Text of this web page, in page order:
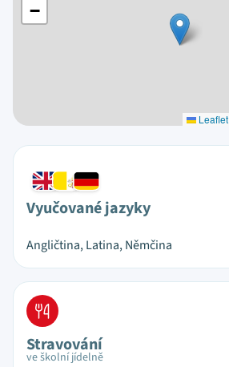
−
Leaflet
Vyučované jazyky
Angličtina, Latina, Němčina
Stravování
ve školní jídelně